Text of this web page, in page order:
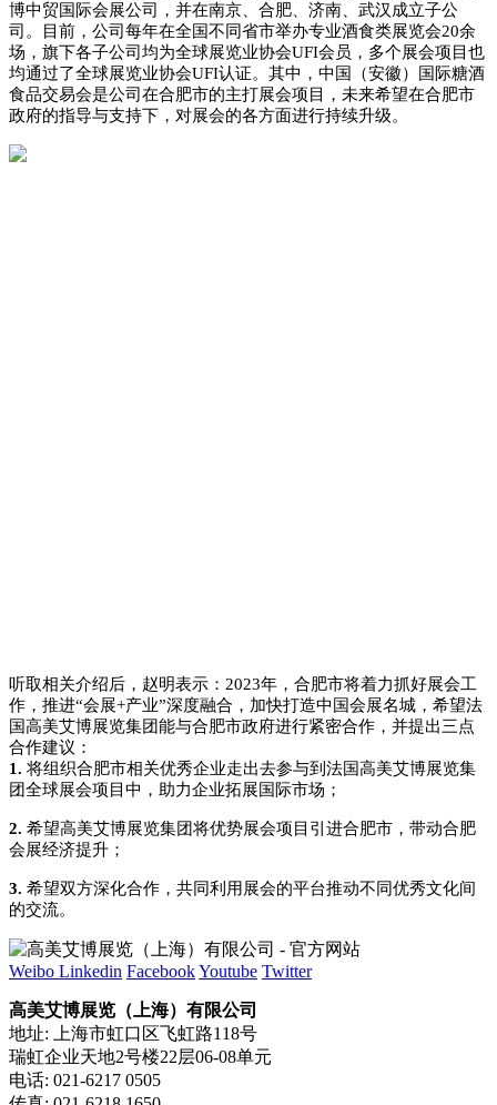
博中贸国际会展公司，并在南京、合肥、济南、武汉成立子公
司。目前，公司每年在全国不同省市举办专业酒食类展览会20余
场，旗下各子公司均为全球展览业协会UFI会员，多个展会项目也
均通过了全球展览业协会UFI认证。其中，中国（安徽）国际糖酒
食品交易会是公司在合肥市的主打展会项目，未来希望在合肥市
政府的指导与支持下，对展会的各方面进行持续升级。
听取相关介绍后，赵明表示：2023年，合肥市将着力抓好展会工
作，推进“会展+产业”深度融合，加快打造中国会展名城，希望法
国高美艾博展览集团能与合肥市政府进行紧密合作，并提出三点
合作建议：
1. 将组织合肥市相关优秀企业走出去参与到法国高美艾博展览集
团全球展会项目中，助力企业拓展国际市场；
2. 希望高美艾博展览集团将优势展会项目引进合肥市，带动合肥
会展经济提升；
3. 希望双方深化合作，共同利用展会的平台推动不同优秀文化间
的交流。
Weibo Linkedin FacebookYoutube Twitter
高美艾博展览（上海）有限公司
地址: 上海市虹口区飞虹路118号
瑞虹企业天地2号楼22层06-08单元
电话: 021-6217 0505